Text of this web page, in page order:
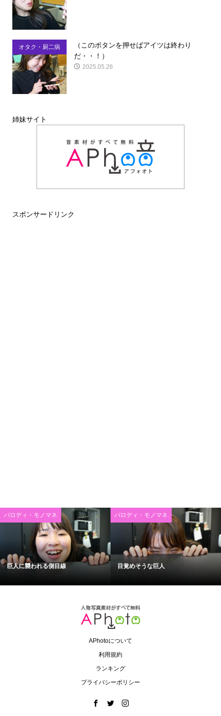
オタク・厨二病
（このボタンを押せばアイツは終わり
だ・・！）
2025.05.26
姉妹サイト
スポンサードリンク
パロディ・モノマネ
巨人に襲われる側目線
パロディ・モノマネ
目覚めそうな巨人
APhotoについて
利用規約
ランキング
プライバシーポリシー